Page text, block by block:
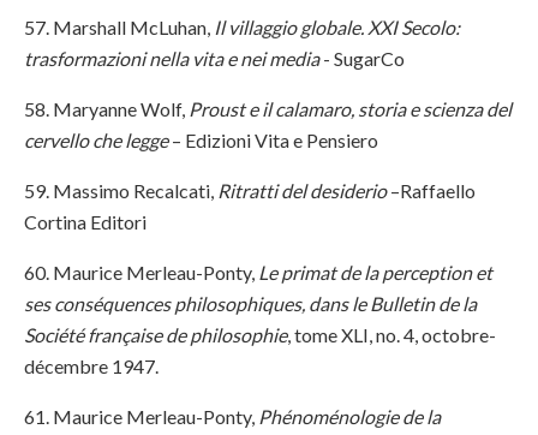
57. Marshall McLuhan, Il villaggio globale. XXI Secolo:
trasformazioni nella vita e nei media- SugarCo
58. Maryanne Wolf, Proust e il calamaro, storia e scienza del
cervello che legge– Edizioni Vita e Pensiero
59. Massimo Recalcati, Ritratti del desiderio–Raffaello
Cortina Editori
60. Maurice Merleau-Ponty, Le primat de la perception et
ses conséquences philosophiques, dans le Bulletin de la
Société française de philosophie, tome XLI, no. 4, octobre-
décembre 1947.
61. Maurice Merleau-Ponty, Phénoménologie de la